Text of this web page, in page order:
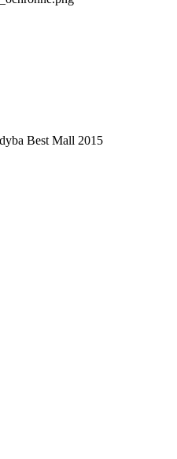
Best Mall 2015